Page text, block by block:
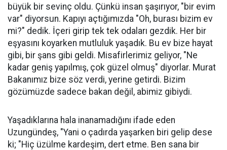
büyük bir sevinç oldu. Çünkü insan şaşırıyor, "bir evim
var" diyorsun. Kapıyı açtığımızda "Oh, burası bizim ev
mi?" dedik. İçeri girip tek tek odaları gezdik. Her bir
eşyasını koyarken mutluluk yaşadık. Bu ev bize hayat
gibi, bir şans gibi geldi. Misafirlerimiz geliyor, "Ne
kadar geniş yapılmış, çok güzel olmuş" diyorlar. Murat
Bakanımız bize söz verdi, yerine getirdi. Bizim
gözümüzde sadece bakan değil, abimiz gibiydi.
Yaşadıklarına hala inanamadığını ifade eden
Uzungündeş, "Yani o çadırda yaşarken biri gelip dese
ki; "Hiç üzülme kardeşim, dert etme. Ben sana bir